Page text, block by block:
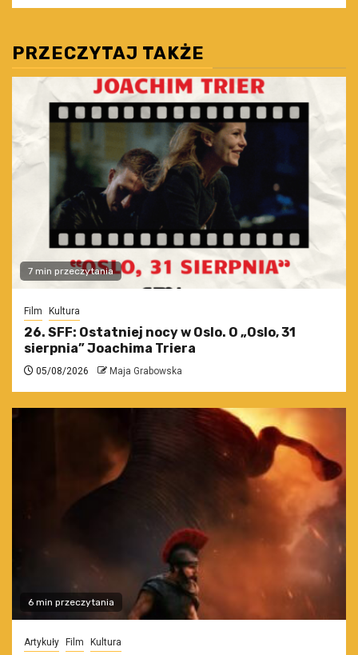
PRZECZYTAJ TAKŻE
7 min przeczytania
Film Kultura
26. SFF: Ostatniej nocy w Oslo. O „Oslo, 31
sierpnia” Joachima Triera
05/08/2026 Maja Grabowska
6 min przeczytania
Artykuły Film Kultura